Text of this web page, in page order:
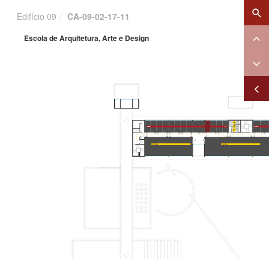
Edifício 09 CA-09-02-17-11
Escola de Arquitetura, Arte e Design
×